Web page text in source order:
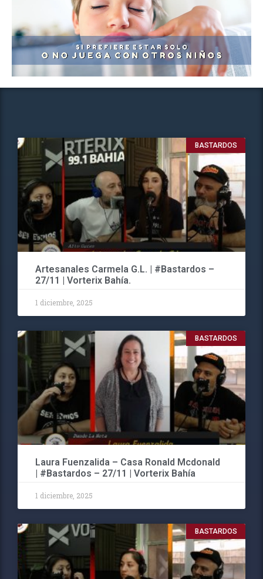
BASTARDOS
Artesanales Carmela G.L. | #Bastardos –
27/11 | Vorterix Bahía.
1 diciembre, 2025
BASTARDOS
Laura Fuenzalida – Casa Ronald Mcdonald
| #Bastardos – 27/11 | Vorterix Bahía
1 diciembre, 2025
BASTARDOS